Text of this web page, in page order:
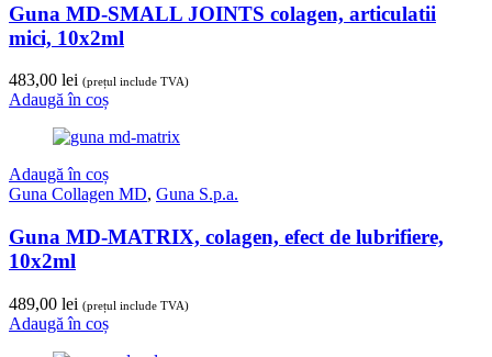
Guna MD-SMALL JOINTS colagen, articulatii
mici, 10x2ml
483,00 lei (prețul include TVA)
Adaugă în coș
Adaugă în coș
Guna Collagen MD, Guna S.p.a.
Guna MD-MATRIX, colagen, efect de lubrifiere,
10x2ml
489,00 lei (prețul include TVA)
Adaugă în coș